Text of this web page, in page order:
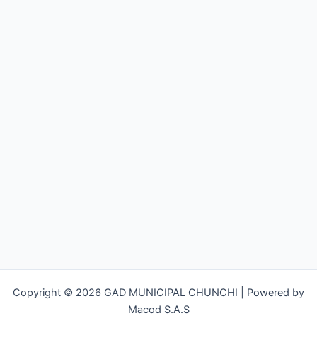
Copyright © 2026 GAD MUNICIPAL CHUNCHI | Powered by
Macod S.A.S